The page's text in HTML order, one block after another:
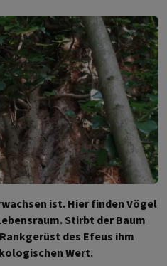
ist. Hier finden Vögel
Stirbt der Baum
des Efeus ihm
Wert.